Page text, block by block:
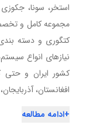
استخر، سونا،
کتگوری و دسته
نیازهای انواع
کشور ایران و حتی
افغانستان،
+ادامه مطالعه